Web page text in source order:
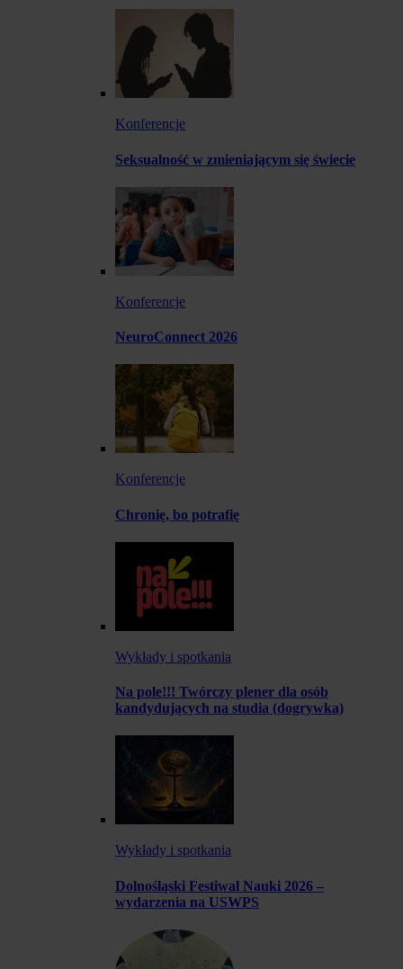
Konferencje
Seksualność w zmieniającym się świecie
Konferencje
NeuroConnect 2026
Konferencje
Chronię, bo potrafię
Wykłady i spotkania
Na pole!!! Twórczy plener dla osób
kandydujących na studia (dogrywka)
Wykłady i spotkania
Dolnośląski Festiwal Nauki 2026 –
wydarzenia na USWPS